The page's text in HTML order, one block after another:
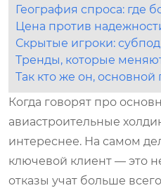
География спроса: где
Цена против
Скрытые игроки:
Тренды, которые
Так кто же он, основной
Когда говорят про
авиастроительные
интереснее. На самом
ключевой клиент — это
отказы учат больше